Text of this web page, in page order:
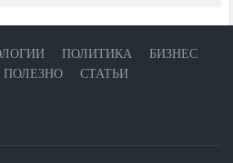
ПОЛИТИКА
БИЗНЕС
ПОЛЕЗНО СТАТЬИ